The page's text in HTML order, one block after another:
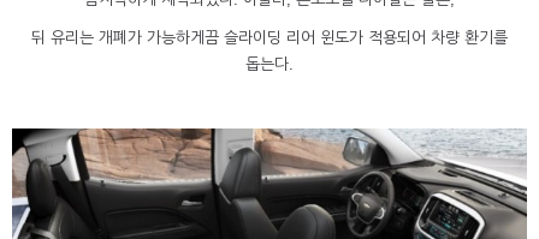
뒤 유리는 개폐가 가능하게끔 슬라이딩 리어 윈도가 적용되어 차량 환기를
돕는다.